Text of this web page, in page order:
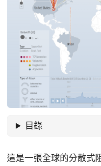
目錄
這是一張全球的分散式